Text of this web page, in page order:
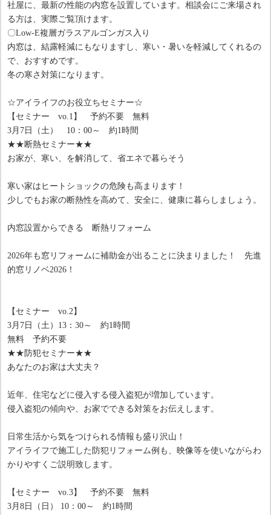
社屋に、最新の性能の内窓を設置しています。相談会にご来場され
る方は、実際ご覧頂けます。
〇Low-E複層ガラスアルゴンガス入り
内窓は、結露軽減にもなりますし、寒い・暑いを軽減してくれるの
で、おすすめです。
冬の寒さ対策になります。
☆アイライフのお役立ちセミナー☆
【セミナー vo.1】 予約不要 無料
3月7日（土） 10：00～ 約1時間
★★断熱セミナー★★
お家が、寒い、を解消して、省エネで暮らそう
寒い家はヒートショックの危険も高まります！
少しでもお家の断熱性を高めて、安全に、健康に暮らしましょう。
内窓設置からできる 断熱リフォーム
2026年も窓リフォームに補助金が出ることに決まりました！ 先進
的窓リノベ2026！
【セミナー vo.2】
3月7日（土）13：30～ 約1時間
無料 予約不要
★★防犯セミナー★★
あなたのお家は大丈夫？
近年、住宅などに侵入する侵入盗犯が増加しています。
侵入盗犯の傾向や、お家でできる対策をお伝えします。
日常生活から気をつけられる情報も盛り沢山！
アイライフで施工した防犯リフォーム例も、映像等を使いながらわ
かりやすくご説明致します。
【セミナー vo.3】 予約不要 無料
3月8日（日） 10：00～ 約1時間